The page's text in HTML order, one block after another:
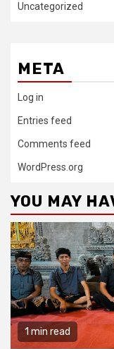
Uncategorized
META
Log in
Entries feed
Comments feed
WordPress.org
YOU MAY
1 min read